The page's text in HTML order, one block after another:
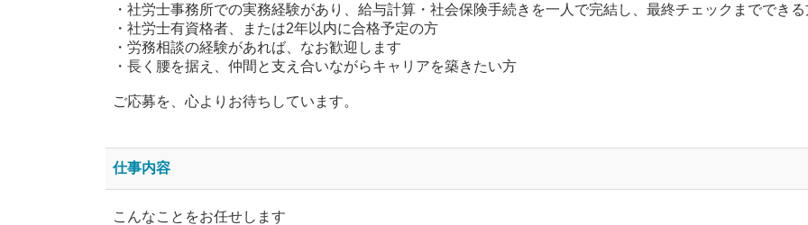
・社労士事務所での実務経験があり、給与計算・社会保険手続きを一人で完結し、最終チェックまでできる
・社労士有資格者、または2年以内に合格予定の方
・労務相談の経験があれば、なお歓迎します
・長く腰を据え、仲間と支え合いながらキャリアを築きたい方
ご応募を、心よりお待ちしています。
仕事内容
こんなことをお任せします